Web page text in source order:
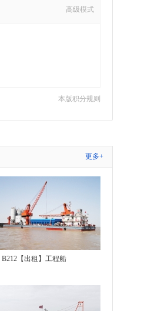
高级模式
本版积分规则
更多+
B212【出租】工程船